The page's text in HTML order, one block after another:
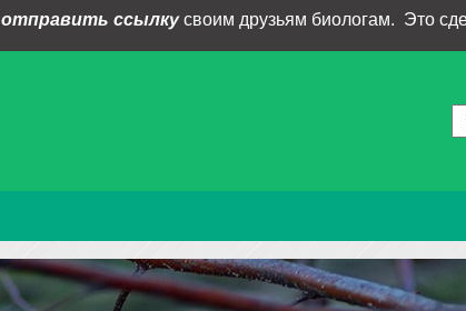
отправить ссылкусвоим друзьям биологам. Это